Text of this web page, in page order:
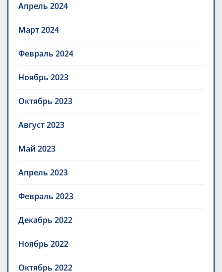
Апрель 2024
Март 2024
Февраль 2024
Ноябрь 2023
Октябрь 2023
Август 2023
Май 2023
Апрель 2023
Февраль 2023
Декабрь 2022
Ноябрь 2022
Октябрь 2022